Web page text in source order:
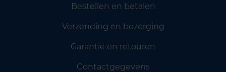
Bestellen en betalen
Verzending en bezorging
Garantie en retouren
Contactgegevens